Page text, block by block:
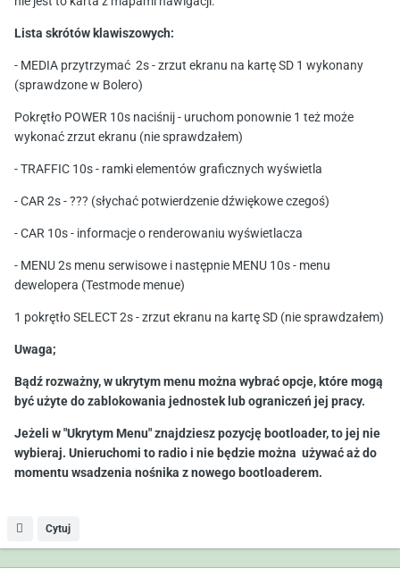
Lista skrótów klawiszowych:
- MEDIA przytrzymać 2s - zrzut ekranu na kartę SD 1 wykonany
(sprawdzone w Bolero)
Pokrętło POWER 10s naciśnij - uruchom ponownie 1 też może
wykonać zrzut ekranu (nie sprawdzałem)
- TRAFFIC 10s - ramki elementów graficznych wyświetla
- CAR 2s - ??? (słychać potwierdzenie dźwiękowe czegoś)
- CAR 10s - informacje o renderowaniu wyświetlacza
- MENU 2s menu serwisowe i następnie MENU 10s - menu
dewelopera (Testmode menue)
1 pokrętło SELECT 2s - zrzut ekranu na kartę SD (nie sprawdzałem)
Uwaga;
Bądź rozważny, w ukrytym menu można wybrać opcje, które mogą
być użyte do zablokowania jednostek lub ograniczeń jej pracy.
Jeżeli w "Ukrytym Menu" znajdziesz pozycję bootloader, to jej nie
wybieraj. Unieruchomi to radio i nie będzie można używać aż do
momentu wsadzenia nośnika z nowego bootloaderem.
Cytuj